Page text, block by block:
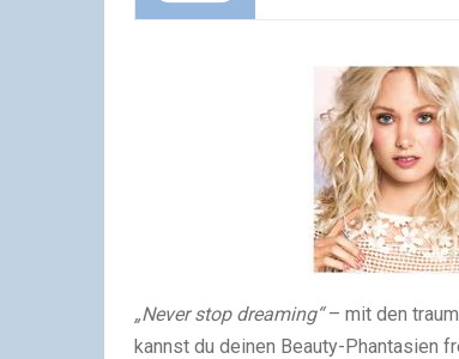
„Never stop dreaming“– mit den
kannst du deinen Beauty-Phantasien